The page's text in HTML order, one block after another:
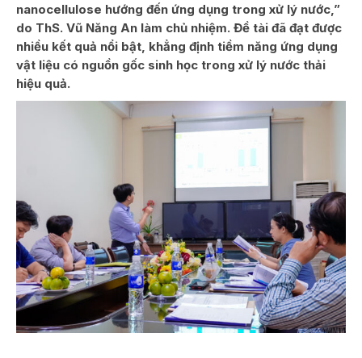
nanocellulose hướng đến ứng dụng trong xử lý nước,”
do ThS. Vũ Năng An làm chủ nhiệm. Đề tài đã đạt được
nhiều kết quả nổi bật, khẳng định tiềm năng ứng dụng
vật liệu có nguồn gốc sinh học trong xử lý nước thải
hiệu quả.